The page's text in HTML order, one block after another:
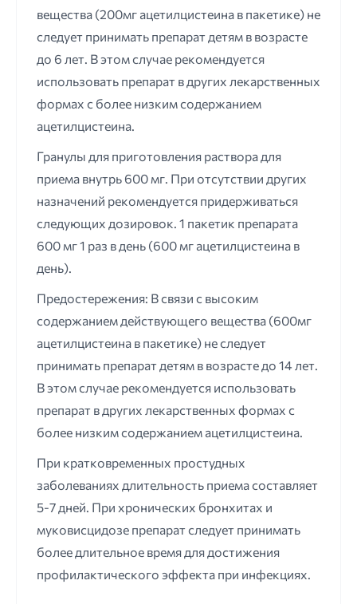
вещества (200мг ацетилцистеина в пакетике) не
следует принимать препарат детям в возрасте
до 6 лет. В этом случае рекомендуется
использовать препарат в других лекарственных
формах с более низким содержанием
ацетилцистеина.
Гранулы для приготовления раствора для
приема внутрь 600 мг. При отсутствии других
назначений рекомендуется придерживаться
следующих дозировок. 1 пакетик препарата
600 мг 1 раз в день (600 мг ацетилцистеина в
день).
Предостережения: В связи с высоким
содержанием действующего вещества (600мг
ацетилцистеина в пакетике) не следует
принимать препарат детям в возрасте до 14 лет.
В этом случае рекомендуется использовать
препарат в других лекарственных формах с
более низким содержанием ацетилцистеина.
При кратковременных простудных
заболеваниях длительность приема составляет
5-7 дней. При хронических бронхитах и
муковисцидозе препарат следует принимать
более длительное время для достижения
профилактического эффекта при инфекциях.